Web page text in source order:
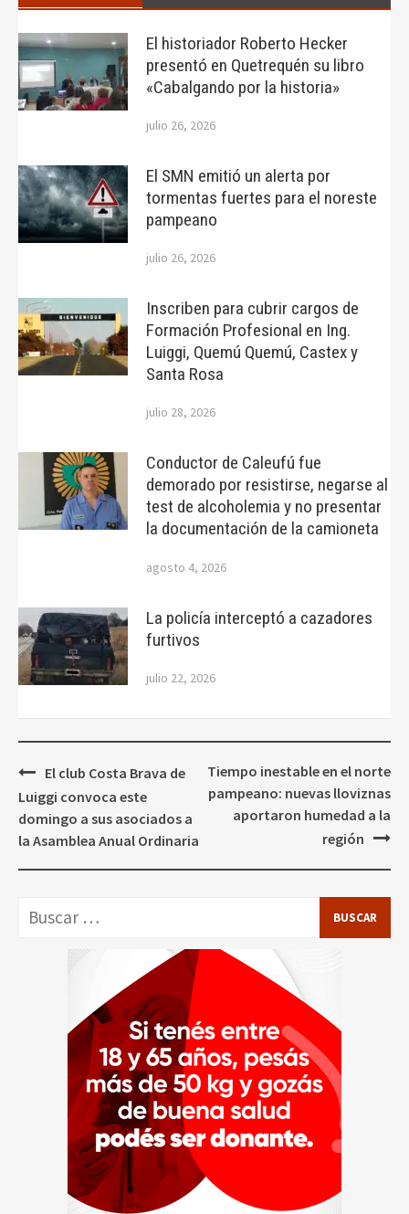
El historiador Roberto Hecker
presentó en Quetrequén su libro
«Cabalgando por la historia»
julio 26, 2026
El SMN emitió un alerta por
tormentas fuertes para el noreste
pampeano
julio 26, 2026
Inscriben para cubrir cargos de
Formación Profesional en Ing.
Luiggi, Quemú Quemú, Castex y
Santa Rosa
julio 28, 2026
Conductor de Caleufú fue
demorado por resistirse, negarse al
test de alcoholemia y no presentar
la documentación de la camioneta
agosto 4, 2026
La policía interceptó a cazadores
furtivos
julio 22, 2026
Navegación
de
entradas
El club Costa Brava de
Luiggi convoca este
domingo a sus asociados a
la Asamblea Anual Ordinaria
Tiempo inestable en el norte
pampeano: nuevas lloviznas
aportaron humedad a la
región
Buscar: